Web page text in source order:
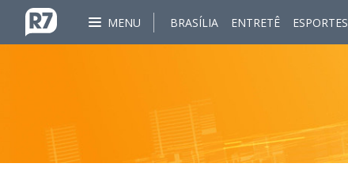
MENU BRASÍLIA ENTRETÊ ESPORTES